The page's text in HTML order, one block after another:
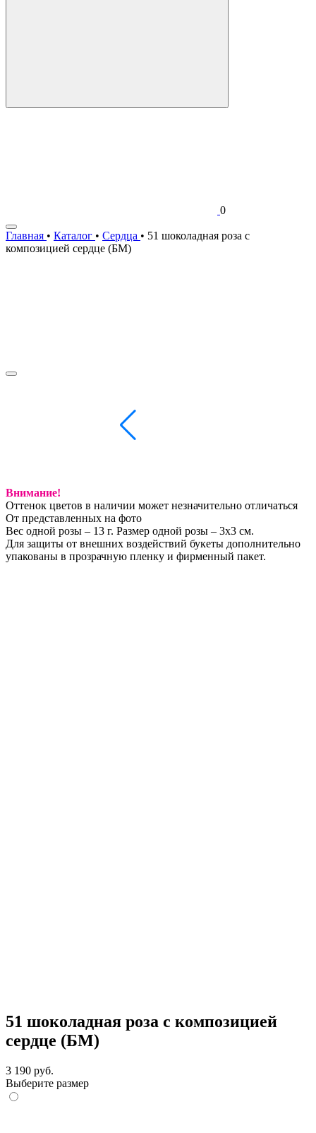
0
Главная • Каталог • Сердца • 51 шоколадная роза с
композицией сердце (БМ)
Внимание!
Оттенок цветов в наличии может незначительно отличаться
От представленных на фото
Вес одной розы – 13 г. Размер одной розы – 3х3 см.
Для защиты от внешних воздействий букеты дополнительно
упакованы в прозрачную пленку и фирменный пакет.
51 шоколадная роза с композицией
сердце (БМ)
3 190 руб.
Выберите размер